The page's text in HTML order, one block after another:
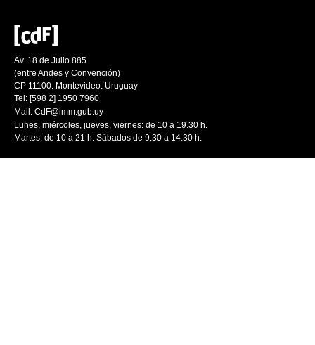
Av. 18 de Julio 885
(entre Andes y Convención)
CP 11100. Montevideo. Uruguay
Tel: [598 2] 1950 7960
Mail: CdF@imm.gub.uy
Lunes, miércoles, jueves, viernes: de 10 a 19.30 h.
Martes: de 10 a 21 h. Sábados de 9.30 a 14.30 h.